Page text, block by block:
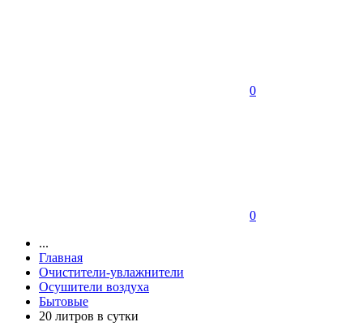
0
0
...
Главная
Очистители-увлажнители
Осушители воздуха
Бытовые
20 литров в сутки